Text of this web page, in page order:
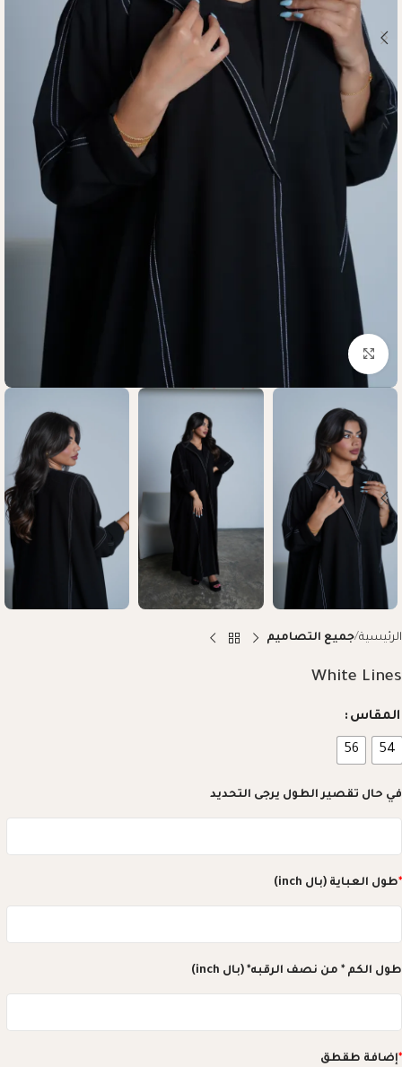
Click to enlarge
الرئيسية جميع التصاميم
White Lines
المقاس
54
56
في حال تقصير الطول يرجى التحديد
*طول العباية (بال inch)
طول الكم * من نصف الرقبه* (بال inch)
*إضافة طقطق